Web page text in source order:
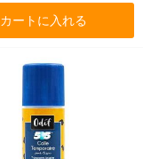
カートに入れる